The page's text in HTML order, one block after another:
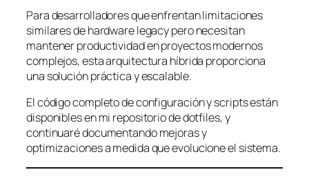
Para desarrolladores que enfrentan limitaciones
similares de hardware legacy pero necesitan
mantener productividad en proyectos modernos
complejos, esta arquitectura híbrida proporciona
una solución práctica y escalable.
El código completo de configuración y scripts están
disponibles en mi repositorio de dotfiles, y
continuaré documentando mejoras y
optimizaciones a medida que evolucione el sistema.